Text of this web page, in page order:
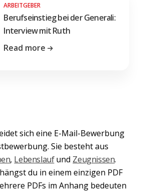
ARBEITGEBER
Berufseinstieg bei der Generali:
Interview mit Ruth
Read more
sich eine E-Mail-Bewerbung
Sie besteht aus
, Lebenslaufund Zeugnissen.
du in einem einzigen PDF
PDFs im Anhang bedeuten